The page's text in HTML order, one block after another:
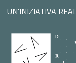
UN'INIZIATIVA